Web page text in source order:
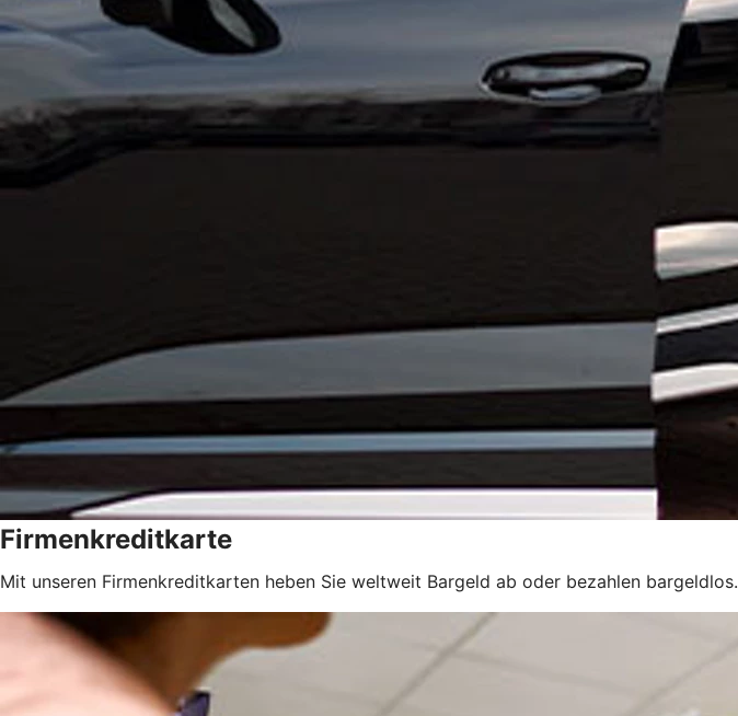
Firmenkreditkarte
Mit unseren Firmenkreditkarten heben Sie weltweit Bargeld ab oder bezahlen bargeldlos.